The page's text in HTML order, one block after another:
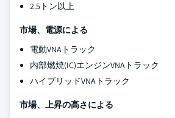
2.5トン以上
市場、電源による
電動VNAトラック
内部燃焼(IC)エンジンVNAトラック
ハイブリッドVNAトラック
市場、上昇の高さによる